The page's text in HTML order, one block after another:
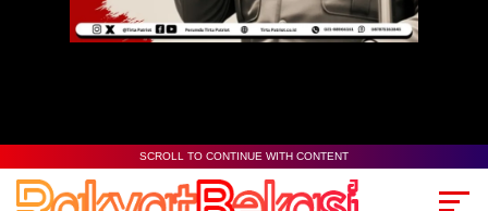
SCROLL TO CONTINUE WITH CONTENT